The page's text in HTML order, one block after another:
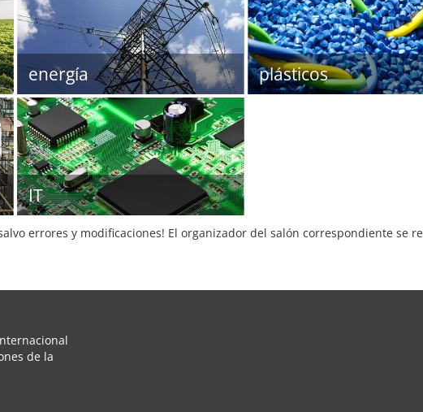
energía plásticos
IT
errores y modificaciones! El organizador del salón correspondiente se
de la